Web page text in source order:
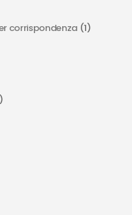
corrispondenza (1)